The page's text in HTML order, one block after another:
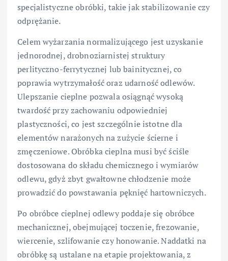
specjalistyczne obróbki, takie jak stabilizowanie czy
odprężanie.
Celem wyżarzania normalizującego jest uzyskanie
jednorodnej, drobnoziarnistej struktury
perlityczno-ferrytycznej lub bainitycznej, co
poprawia wytrzymałość oraz udarność odlewów.
Ulepszanie cieplne pozwala osiągnąć wysoką
twardość przy zachowaniu odpowiedniej
plastyczności, co jest szczególnie istotne dla
elementów narażonych na zużycie ścierne i
zmęczeniowe. Obróbka cieplna musi być ściśle
dostosowana do składu chemicznego i wymiarów
odlewu, gdyż zbyt gwałtowne chłodzenie może
prowadzić do powstawania pęknięć hartowniczych.
Po obróbce cieplnej odlewy poddaje się obróbce
mechanicznej, obejmującej toczenie, frezowanie,
wiercenie, szlifowanie czy honowanie. Naddatki na
obróbkę są ustalane na etapie projektowania, z